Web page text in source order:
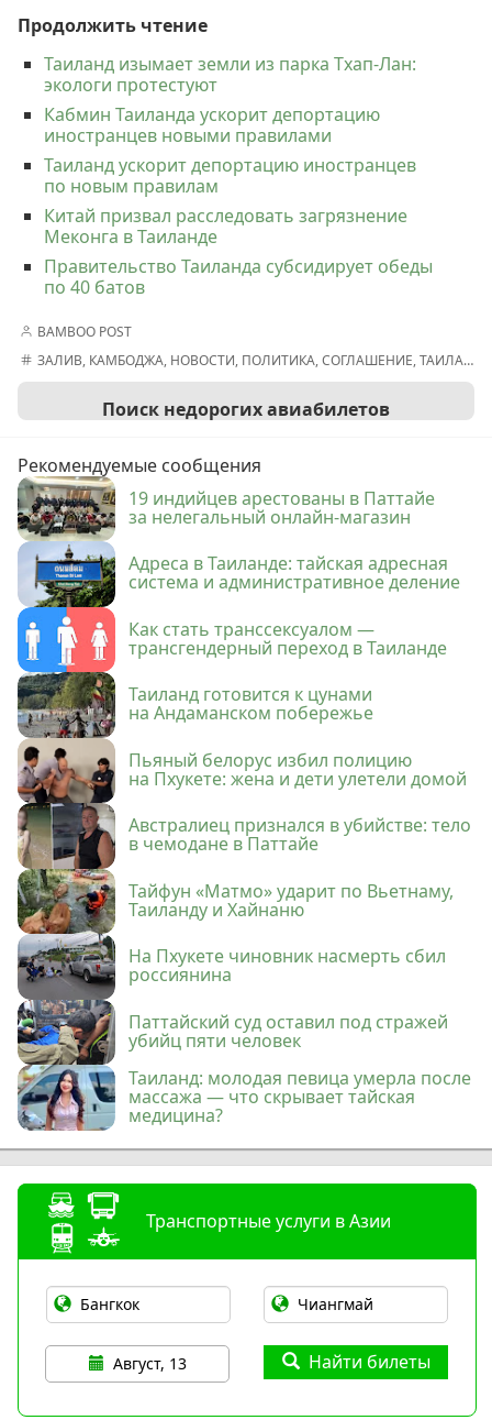
Продолжить чтение
Таиланд изымает земли из парка Тхап-Лан:
экологи протестуют
Кабмин Таиланда ускорит депортацию
иностранцев новыми правилами
Таиланд ускорит депортацию иностранцев
по новым правилам
Китай призвал расследовать загрязнение
Меконга в Таиланде
Правительство Таиланда субсидирует обеды
по 40 батов
BAMBOO POST
ЗАЛИВ, КАМБОДЖА, НОВОСТИ, ПОЛИТИКА,СОГЛАШЕНИЕ,ТАИЛАНД
Поиск недорогих авиабилетов
Рекомендуемые сообщения
19 индийцев арестованы в Паттайе
за нелегальный онлайн-магазин
Адреса в Таиланде: тайская адресная
система и административное деление
Как стать транссексуалом —
трансгендерный переход в Таиланде
Таиланд готовится к цунами
на Андаманском побережье
Пьяный белорус избил полицию
на Пхукете: жена и дети улетели домой
Австралиец признался в убийстве: тело
в чемодане в Паттайе
Тайфун «Матмо» ударит по Вьетнаму,
Таиланду и Хайнаню
На Пхукете чиновник насмерть сбил
россиянина
Паттайский суд оставил под стражей
убийц пяти человек
Таиланд: молодая певица умерла после
массажа — что скрывает тайская
медицина?
Транспортные услуги в Азии
Август, 13 Найти билеты